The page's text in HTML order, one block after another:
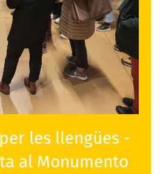
les llengües -
al Monumento